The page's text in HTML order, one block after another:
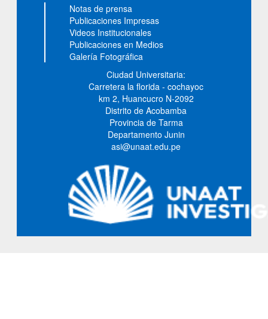
Notas de prensa
Publicaciones Impresas
Videos Institucionales
Publicaciones en Medios
Galería Fotográfica
Ciudad Universitaria:
Carretera la florida - cochayoc
km 2, Huancucro N-2092
Distrito de Acobamba
Provincia de Tarma
Departamento Junin
asi@unaat.edu.pe